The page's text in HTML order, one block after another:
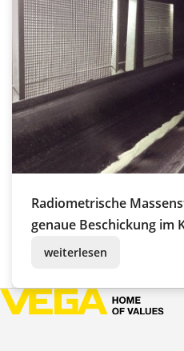
Radiometrische
genaue Beschickung im
weiterlesen